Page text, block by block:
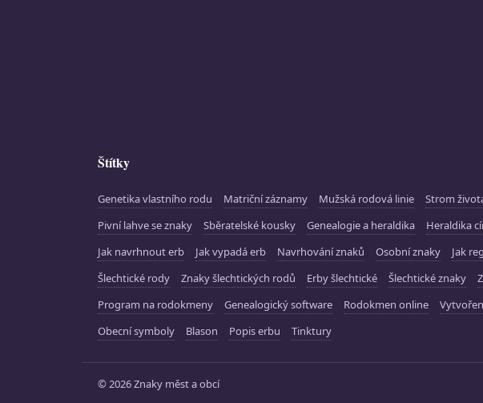
Štítky
Genetika vlastního rodu Matriční záznamy Mužská rodová linie Strom
Pivní lahve se znaky
Sběratelské kousky Genealogie a heraldika Heraldika
Jak navrhnout erb
Jak vypadá erb Navrhování znaků Osobní znaky Jak
Šlechtické rody
Znaky šlechtických rodů Erby šlechtické Šlechtické znaky
Program na rodokmeny
Genealogický software Rodokmen online
Obecní symboly
Blason Popis erbu Tinktury
© 2026 Znaky měst a obcí